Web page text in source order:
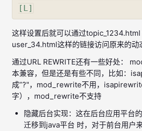
这样设置后就可以通过
user_34.html这样的链接访问原来的动
通过URL REWRITE还有一些好处：
本兼容，但是还是有些不同，比如：
成”?"，mod_rewrite不用，
字），mod_rewrite不支持
隐藏后台实现：这在后台应用平台
迁移到java平台 时，对于前台用户